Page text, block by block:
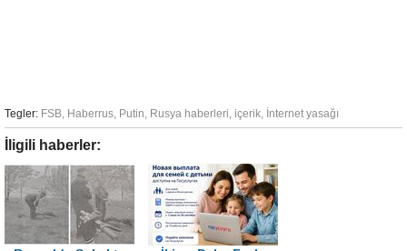
Tegler: FSB, Haberrus, Putin, Rusya haberleri, içerik, İnternet yasağı
İligili haberler: